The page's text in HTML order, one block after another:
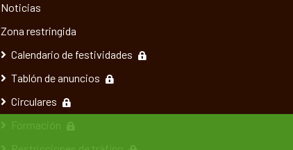
Noticias
Zona restringida
Calendario de festividades
Tablón de anuncios
Circulares
Formación